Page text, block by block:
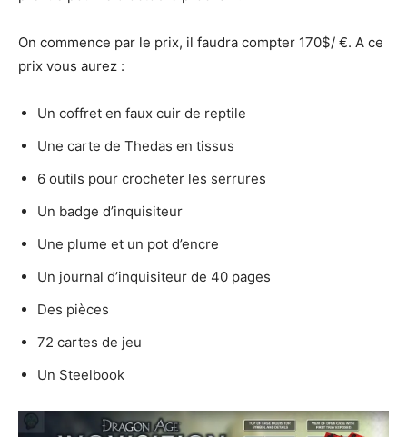
On commence par le prix, il faudra compter 170$/ €. A ce
prix vous aurez :
Un coffret en faux cuir de reptile
Une carte de Thedas en tissus
6 outils pour crocheter les serrures
Un badge d’inquisiteur
Une plume et un pot d’encre
Un journal d’inquisiteur de 40 pages
Des pièces
72 cartes de jeu
Un Steelbook